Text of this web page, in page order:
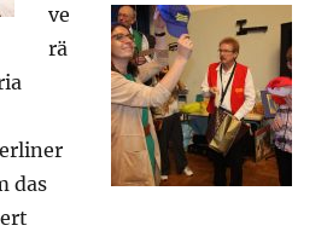
ve
rä
das